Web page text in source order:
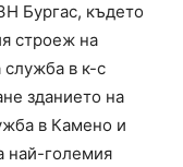
Бургас, където
строеж на
служба в к-с
зданието на
в Камено и
най-големия